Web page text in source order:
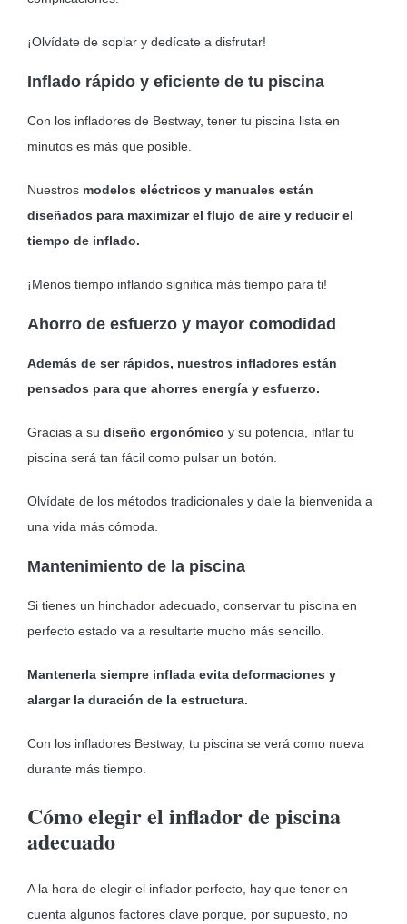
¡Olvídate de soplar y dedícate a disfrutar!
Inflado rápido y eficiente de tu piscina
Con los infladores de Bestway, tener tu piscina lista en
minutos es más que posible.
Nuestros modelos eléctricos y manuales están
diseñados para maximizar el flujo de aire y reducir el
tiempo de inflado.
¡Menos tiempo inflando significa más tiempo para ti!
Ahorro de esfuerzo y mayor comodidad
Además de ser rápidos, nuestros infladores están
pensados para que ahorres energía y esfuerzo.
Gracias a su diseño ergonómico y su potencia, inflar tu
piscina será tan fácil como pulsar un botón.
Olvídate de los métodos tradicionales y dale la bienvenida a
una vida más cómoda.
Mantenimiento de la piscina
Si tienes un hinchador adecuado, conservar tu piscina en
perfecto estado va a resultarte mucho más sencillo.
Mantenerla siempre inflada evita deformaciones y
alargar la duración de la estructura.
Con los infladores Bestway, tu piscina se verá como nueva
durante más tiempo.
Cómo elegir el inflador de piscina
adecuado
A la hora de elegir el inflador perfecto, hay que tener en
cuenta algunos factores clave porque, por supuesto, no